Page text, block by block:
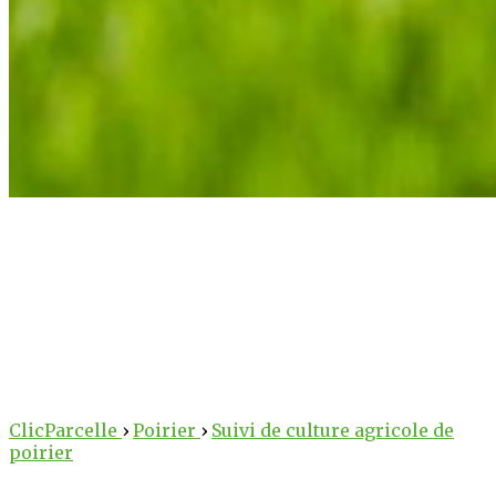
service des
!
potentiel
ClicParcelle › Poirier › Suivi de culture agricole de
poirier